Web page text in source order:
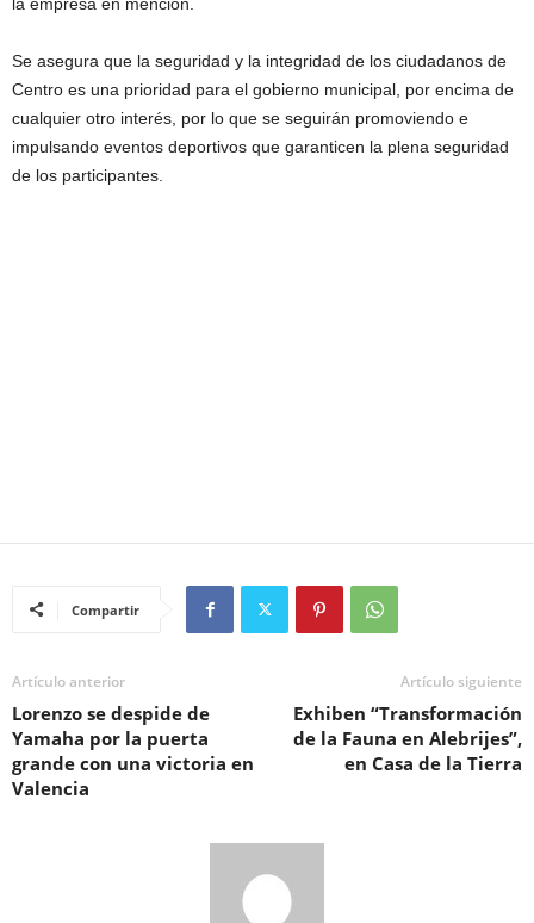
Se asegura que la seguridad y la integridad de los ciudadanos de
Centro es una prioridad para el gobierno municipal, por encima de
cualquier otro interés, por lo que se seguirán promoviendo e
impulsando eventos deportivos que garanticen la plena seguridad
de los participantes.
Compartir
Artículo anterior
Lorenzo se despide de
Yamaha por la puerta
grande con una victoria en
Valencia
Artículo siguiente
Exhiben “Transformación
de la Fauna en Alebrijes”,
en Casa de la Tierra